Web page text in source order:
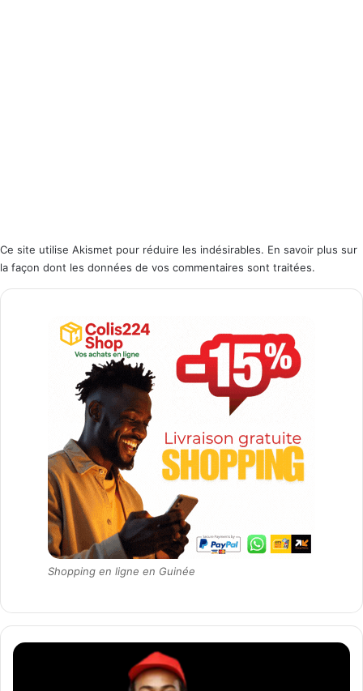
Ce site utilise Akismet pour réduire les indésirables. En savoir plus sur
la façon dont les données de vos commentaires sont traitées.
Shopping en ligne en Guinée